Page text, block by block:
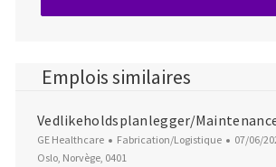
Emplois similaires
Vedlikeholdsplanlegger/
GE Healthcare Catégorie
Fabrication/Logistique Date
07/06/
Oslo, Norvège, 0401